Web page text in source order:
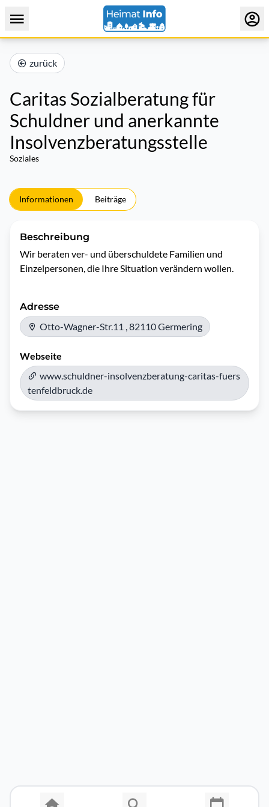
zurück
Caritas Sozialberatung für
Schuldner und anerkannte
Insolvenzberatungsstelle
Soziales
Informationen Beiträge
Beschreibung
Wir beraten ver- und überschuldete Familien und
Einzelpersonen, die Ihre Situation verändern wollen.
Adresse
Otto-Wagner-Str.11 , 82110 Germering
Webseite
www.schuldner-insolvenzberatung-caritas-fuers
tenfeldbruck.de